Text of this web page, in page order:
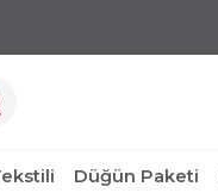
Düğün Paketi